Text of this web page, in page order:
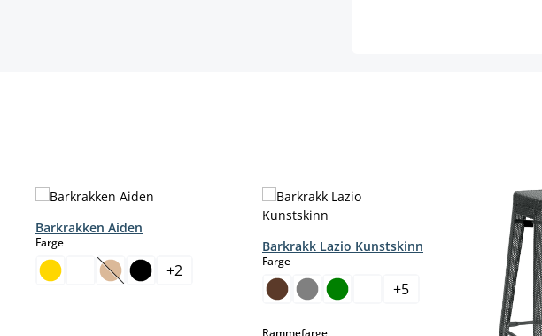
Barkrakken Aiden
Fargeselect
(Dette alternativet er foreløpig ikke tilgjengelig.)
+2
Barkrakk Lazio Kunstskinn
Fargeselect
+5
Rammefargeselect